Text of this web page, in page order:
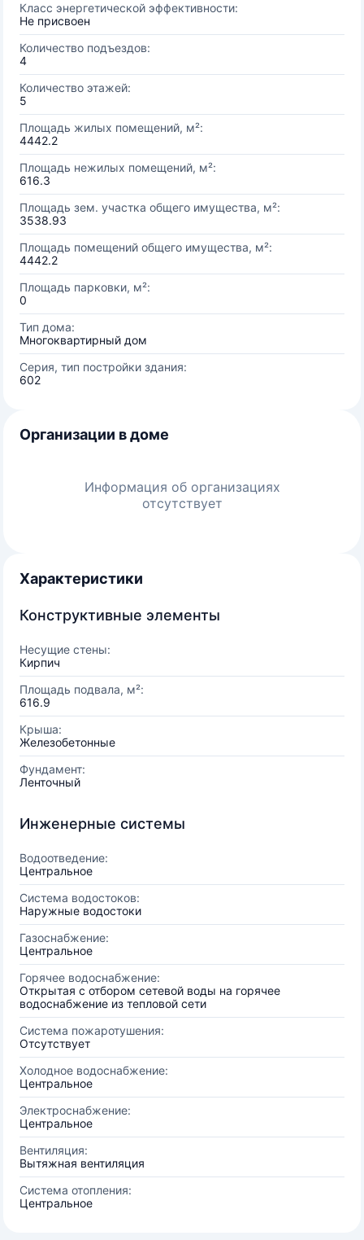
Класс энергетической эффективности:
Не присвоен
Количество подъездов:
4
Количество этажей:
5
Площадь жилых помещений, м²:
4442.2
Площадь нежилых помещений, м²:
616.3
Площадь зем. участка общего имущества, м²:
3538.93
Площадь помещений общего имущества, м²:
4442.2
Площадь парковки, м²:
0
Тип дома:
Многоквартирный дом
Серия, тип постройки здания:
602
Организации в доме
Информация об организациях
отсутствует
Характеристики
Конструктивные элементы
Несущие стены:
Кирпич
Площадь подвала, м²:
616.9
Крыша:
Железобетонные
Фундамент:
Ленточный
Инженерные системы
Водоотведение:
Центральное
Система водостоков:
Наружные водостоки
Газоснабжение:
Центральное
Горячее водоснабжение:
Открытая с отбором сетевой воды на горячее
водоснабжение из тепловой сети
Система пожаротушения:
Отсутствует
Холодное водоснабжение:
Центральное
Электроснабжение:
Центральное
Вентиляция:
Вытяжная вентиляция
Система отопления:
Центральное